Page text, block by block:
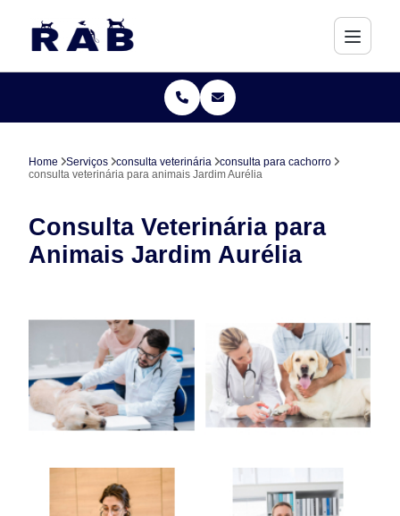
Home Serviços consulta veterinária
consulta para cachorro
consulta veterinária para animais Jardim Aurélia
Consulta Veterinária para
Animais Jardim Aurélia